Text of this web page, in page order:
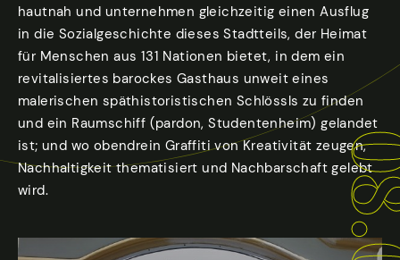
hautnah und unternehmen gleichzeitig einen Ausflug
in die Sozialgeschichte dieses Stadtteils, der Heimat
für Menschen aus 131 Nationen bietet, in dem ein
revitalisiertes barockes Gasthaus unweit eines
malerischen späthistoristischen Schlössls zu finden
und ein Raumschiff (pardon, Studentenheim) gelandet
ist; und wo obendrein Graffiti von Kreativität zeugen,
Nachhaltigkeit thematisiert und Nachbarschaft gelebt
wird.